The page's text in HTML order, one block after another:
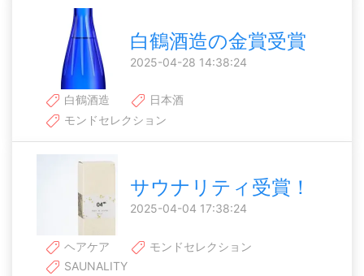
白鶴酒造の金賞受賞
2025-04-28 14:38:24
白鶴酒造
日本酒
モンドセレクション
サウナリティ受賞！
2025-04-04 17:38:24
ヘアケア
モンドセレクション
SAUNALITY